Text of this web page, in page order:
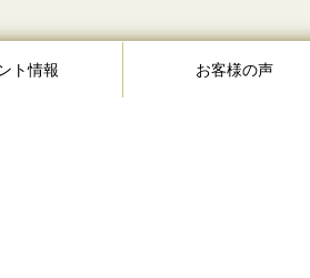
ト情報 お客様の声